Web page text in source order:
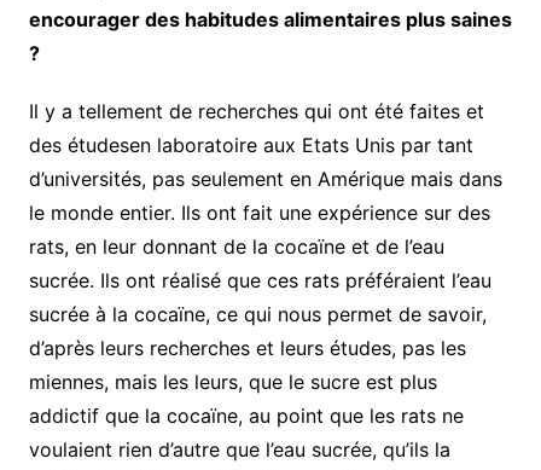
encourager des habitudes alimentaires plus saines
?
Il y a tellement de recherches qui ont été faites et
des étudesen laboratoire aux Etats Unis par tant
d’universités, pas seulement en Amérique mais dans
le monde entier. Ils ont fait une expérience sur des
rats, en leur donnant de la cocaïne et de l’eau
sucrée. Ils ont réalisé que ces rats préféraient l’eau
sucrée à la cocaïne, ce qui nous permet de savoir,
d’après leurs recherches et leurs études, pas les
miennes, mais les leurs, que le sucre est plus
addictif que la cocaïne, au point que les rats ne
voulaient rien d’autre que l’eau sucrée, qu’ils la